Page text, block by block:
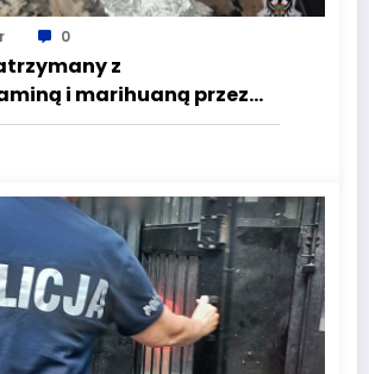
0
z
i marihuaną przez
policjantów